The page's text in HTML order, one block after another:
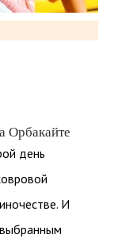
Орбакайте
день
И